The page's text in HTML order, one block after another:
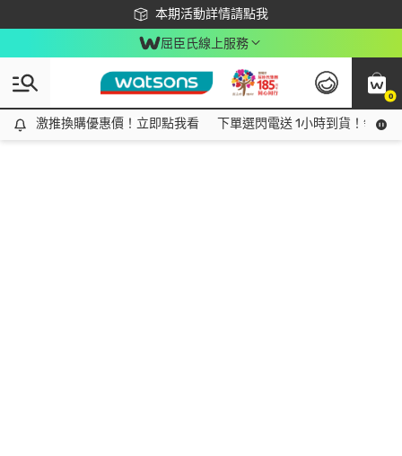
本期活動詳情請點我
下載app最高回饋$350
屈臣氏線上服務
0
激推換購優惠價！立即點我看
激推換購優惠價！立即點我看 下單選閃電送 1小時到貨！領神